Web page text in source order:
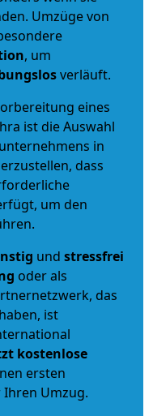
Umzüge von
, um
verläuft.
eines
ist die Auswahl
in
dass
um den
und stressfrei
oder als
das
ist
kostenlose
ersten
Umzug.